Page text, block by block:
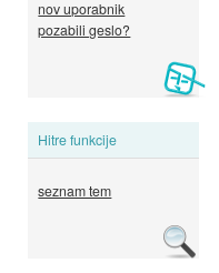
nov uporabnik
pozabili geslo?
Hitre funkcije
seznam tem